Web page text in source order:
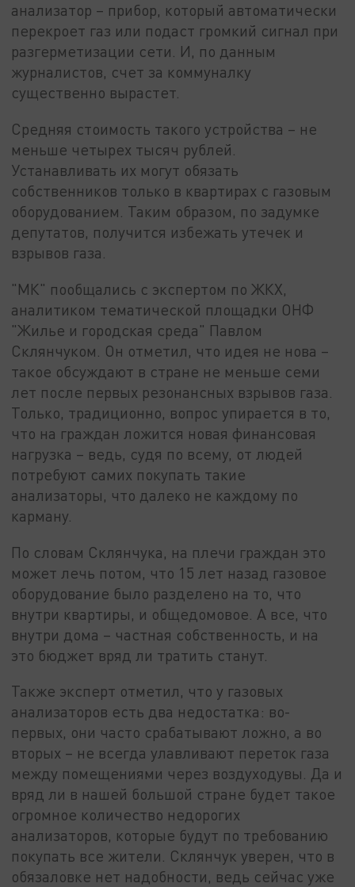
анализатор – прибор, который автоматически
перекроет газ или подаст громкий сигнал при
разгерметизации сети. И, по данным
журналистов, счет за коммуналку
существенно вырастет.
Средняя стоимость такого устройства – не
меньше четырех тысяч рублей.
Устанавливать их могут обязать
собственников только в квартирах с газовым
оборудованием. Таким образом, по задумке
депутатов, получится избежать утечек и
взрывов газа.
"МК" пообщались с экспертом по ЖКХ,
аналитиком тематической площадки ОНФ
"Жилье и городская среда" Павлом
Склянчуком. Он отметил, что идея не нова –
такое обсуждают в стране не меньше семи
лет после первых резонансных взрывов газа.
Только, традиционно, вопрос упирается в то,
что на граждан ложится новая финансовая
нагрузка – ведь, судя по всему, от людей
потребуют самих покупать такие
анализаторы, что далеко не каждому по
карману.
По словам Склянчука, на плечи граждан это
может лечь потом, что 15 лет назад газовое
оборудование было разделено на то, что
внутри квартиры, и общедомовое. А все, что
внутри дома – частная собственность, и на
это бюджет вряд ли тратить станут.
Также эксперт отметил, что у газовых
анализаторов есть два недостатка: во-
первых, они часто срабатывают ложно, а во
вторых – не всегда улавливают переток газа
между помещениями через воздуходувы. Да и
вряд ли в нашей большой стране будет такое
огромное количество недорогих
анализаторов, которые будут по требованию
покупать все жители. Склянчук уверен, что в
обязаловке нет надобности, ведь сейчас уже